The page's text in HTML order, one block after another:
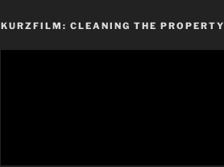
KURZFILM: CLEANING THE PROPERTY